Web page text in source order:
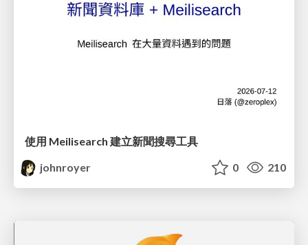
使用 Meilisearch 建立新聞搜尋工具
johnroyer
0 210